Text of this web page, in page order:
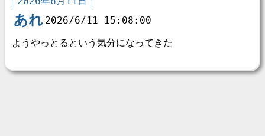
あれ 2026/6/11 15:08:00
ようやっとるという気分になってきた